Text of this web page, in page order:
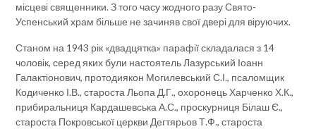
місцеві священники. З того часу жодного разу Свято-
Успенський храм більше не зачиняв свої двері для віруючих.
Станом на 1943 рік «двадцятка» парафії складалася з 14
чоловік, серед яких були настоятель Лазурський Іоанн
Галактіонович, протодиякон Могилевський С.І., псаломщик
Кодиченко І.В., староста Льопа Д.Г., охоронець Харченко Х.К.,
прибиральниця Кардашевська А.С., проскурниця Білаш Є.,
староста Покровської церкви Дегтярьов Т.Ф., староста